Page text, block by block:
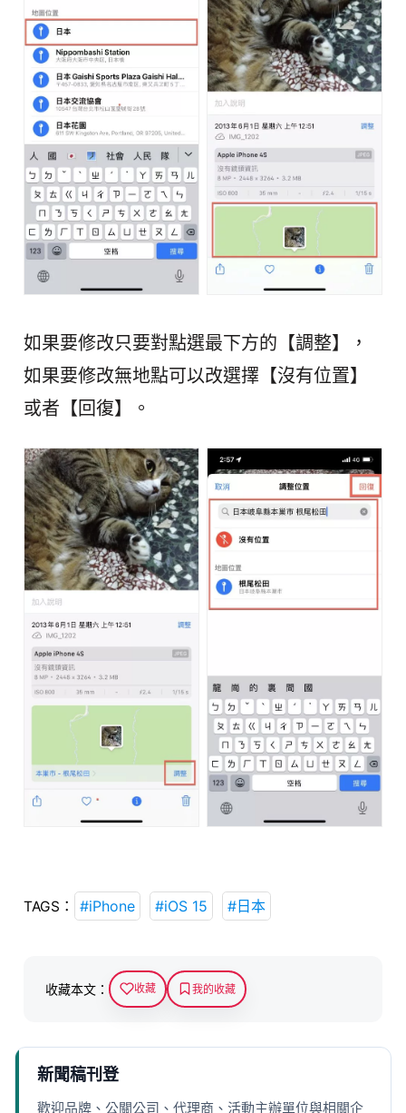
如果要修改只要對點選最下方的【調整】，
如果要修改無地點可以改選擇【沒有位置】
或者【回復】。
TAGS： #iPhone #iOS 15 #日本
收藏本文： 收藏 我的收藏
新聞稿刊登
歡迎品牌、公關公司、代理商、活動主辦單位與相關企